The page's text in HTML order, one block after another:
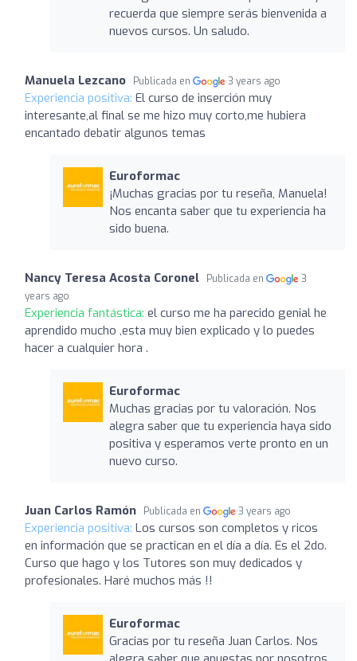
recuerda que siempre serás bienvenida a
nuevos cursos. Un saludo.
Manuela Lezcano Publicada en 3 years ago
Experiencia positiva: El curso de inserción muy
interesante,al final se me hizo muy corto,me hubiera
encantado debatir algunos temas
Euroformac
¡Muchas gracias por tu reseña, Manuela!
Nos encanta saber que tu experiencia ha
sido buena.
Nancy Teresa Acosta Coronel Publicada en
3
years ago
Experiencia fantástica: el curso me ha parecido genial he
aprendido mucho ,esta muy bien explicado y lo puedes
hacer a cualquier hora .
Euroformac
Muchas gracias por tu valoración. Nos
alegra saber que tu experiencia haya sido
positiva y esperamos verte pronto en un
nuevo curso.
Juan Carlos Ramón Publicada en 3 years ago
Experiencia positiva: Los cursos son completos y ricos
en información que se practican en el día a día. Es el 2do.
Curso que hago y los Tutores son muy dedicados y
profesionales. Haré muchos más !!
Euroformac
Gracias por tu reseña Juan Carlos. Nos